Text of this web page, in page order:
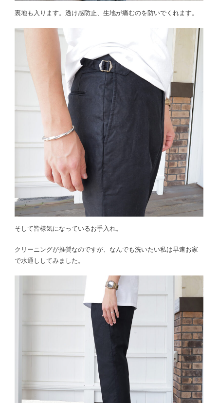
裏地も入ります。透け感防止、生地が痛むのを防いでくれます。
そして皆様気になっているお手入れ。
クリーニングが推奨なのですが、なんでも洗いたい私は早速お家
で水通ししてみました。